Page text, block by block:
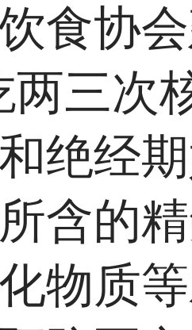
食协
两三次
绝经
含的
物质